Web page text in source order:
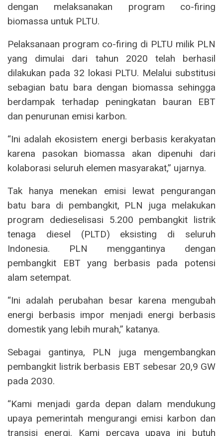
dengan melaksanakan program co-firing
biomassa untuk PLTU.
Pelaksanaan program co-firing di PLTU milik PLN
yang dimulai dari tahun 2020 telah berhasil
dilakukan pada 32 lokasi PLTU. Melalui substitusi
sebagian batu bara dengan biomassa sehingga
berdampak terhadap peningkatan bauran EBT
dan penurunan emisi karbon.
“Ini adalah ekosistem energi berbasis kerakyatan
karena pasokan biomassa akan dipenuhi dari
kolaborasi seluruh elemen masyarakat,” ujarnya.
Tak hanya menekan emisi lewat pengurangan
batu bara di pembangkit, PLN juga melakukan
program dedieselisasi 5.200 pembangkit listrik
tenaga diesel (PLTD) eksisting di seluruh
Indonesia. PLN menggantinya dengan
pembangkit EBT yang berbasis pada potensi
alam setempat.
“Ini adalah perubahan besar karena mengubah
energi berbasis impor menjadi energi berbasis
domestik yang lebih murah,” katanya.
Sebagai gantinya, PLN juga mengembangkan
pembangkit listrik berbasis EBT sebesar 20,9 GW
pada 2030.
“Kami menjadi garda depan dalam mendukung
upaya pemerintah mengurangi emisi karbon dan
transisi energi. Kami percaya upaya ini butuh